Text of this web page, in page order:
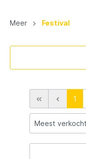
Meer Festival
1